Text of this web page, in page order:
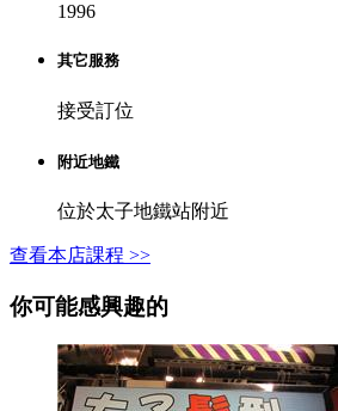
1996
其它服務
接受訂位
附近地鐵
位於太子地鐵站附近
查看本店課程 >>
你可能感興趣的